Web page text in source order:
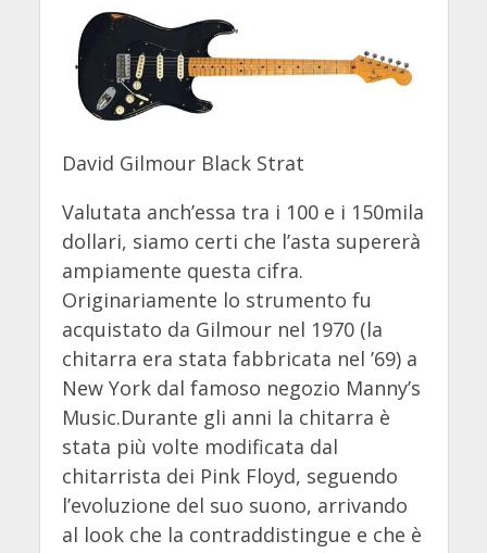
David Gilmour Black Strat
Valutata anch’essa tra i 100 e i 150mila
dollari, siamo certi che l’asta supererà
ampiamente questa cifra.
Originariamente lo strumento fu
acquistato da Gilmour nel 1970 (la
chitarra era stata fabbricata nel ’69) a
New York dal famoso negozio Manny’s
Music.Durante gli anni la chitarra è
stata più volte modificata dal
chitarrista dei Pink Floyd, seguendo
l’evoluzione del suo suono, arrivando
al look che la contraddistingue e che è